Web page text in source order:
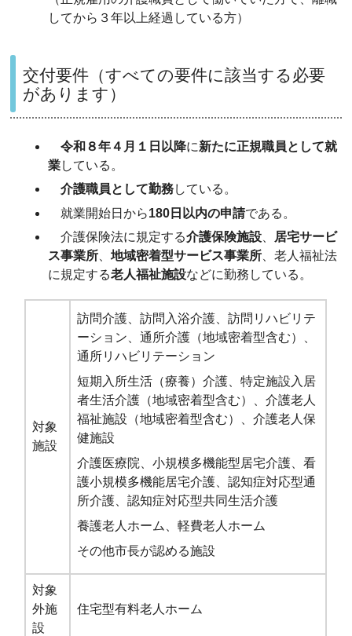
してから３年以上経過している方）
交付要件（すべての要件に該当する必要
があります）
令和８年４月１日以降に新たに正規職員として就
業している。
介護職員として勤務している。
就業開始日から180日以内の申請である。
介護保険法に規定する介護保険施設
居宅サービ
ス事業所 、地域密着型サービス事業所 、老人福祉法
に規定する老人福祉施設などに勤務している。
対象
施設
訪問介護、訪問入浴介護、訪問リハビリテ
ーション、通所介護（地域密着型含む）、
通所リハビリテーション
短期入所生活（療養）介護、特定施設入居
者生活介護（地域密着型含む）、介護老人
福祉施設（地域密着型含む）、介護老人保
健施設
介護医療院、小規模多機能型居宅介護、看
護小規模多機能居宅介護、認知症対応型通
所介護、認知症対応型共同生活介護
養護老人ホーム、軽費老人ホーム
その他市長が認める施設
対象
外施
設
住宅型有料老人ホーム